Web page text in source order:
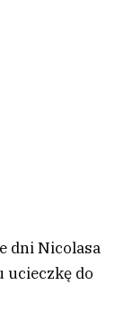
dni Nicolasa
ucieczkę do